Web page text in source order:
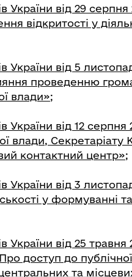
України від 29
відкритості у
України від 5
проведенню
влади»;
України від 12
влади, Секретаріату
контактний центр»;
України від 3
у формуванні
України від 25
доступ до
та